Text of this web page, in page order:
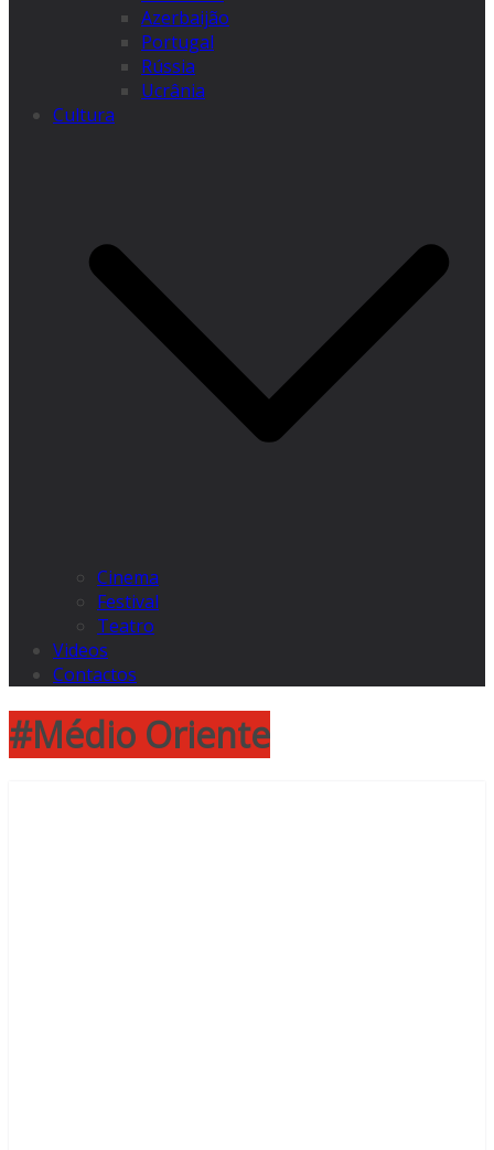
Azerbaijão
Portugal
Rússia
Ucrânia
Cultura
Cinema
Festival
Teatro
Videos
Contactos
#Médio Oriente